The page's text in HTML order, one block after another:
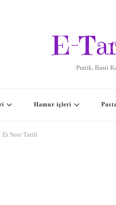
E-
Pratik, Basit
Hamur işleri
Et Sote Tarifi